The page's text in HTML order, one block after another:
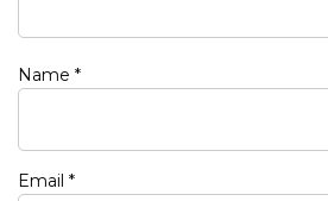
Name *
Email *